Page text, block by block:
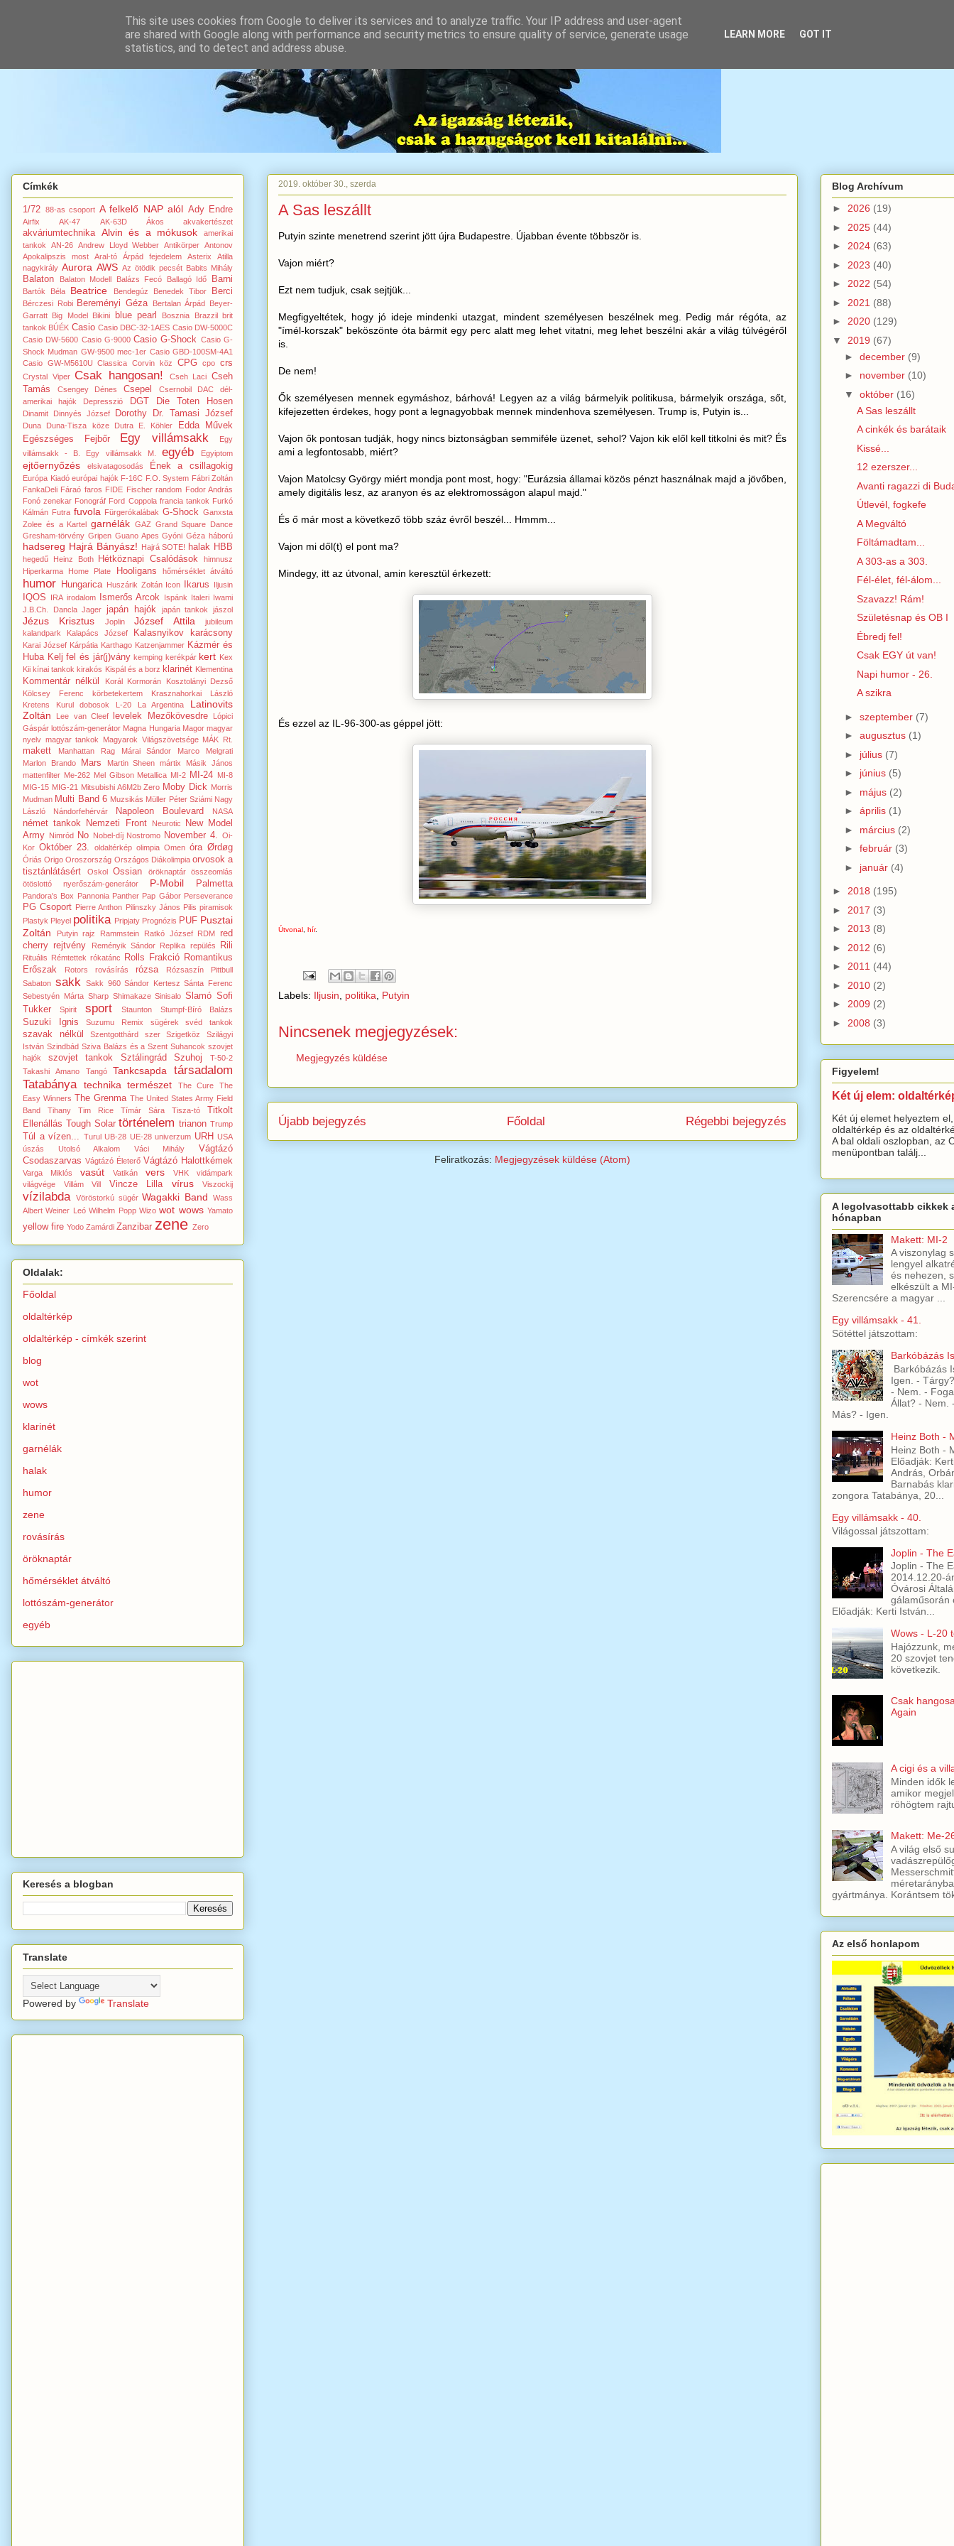
2019. október 30., szerda
A Sas leszállt
Putyin szinte menetrend szerint jött újra Budapestre. Újabban évente többször is.
Vajon miért?
Ezt nem tudjuk, csak sejtjük...
Megfigyeltétek, hogy jó ideje mindenki utazgat, mindent személyesen beszélnek meg. Pedig már régóta, az
"ímél-korszak" beköszönte óta bármit egy perc alatt meg lehet vitatni, meg lehet beszélni akár a világ túlvégéről
is.
De nem!
Ők személyesen mennek egymáshoz, bárhová! Legyen az a világ bármelyik politikusa, bármelyik országa, sőt,
kifejezetten érdekes, hogy pont a legnagyobbak mennek mindenhova személyesen. Trump is, Putyin is...
Vajon ők pontosan tudják, hogy nincs biztonságban semmiféle üzenet, sehol? Vajon kik elől kell titkolni és mit? És
ami a legfontosabb, miért?
Vajon Matolcsy György miért mondja pont most, hogy: "Eurázsia államai közös pénzt használnak majd a jövőben,
amely digitális lesz, az aranyon és az elektromosságon alapul majd."
És ő már most a következő több száz évről beszél... Hmmm...
Vajon mi dől(t) el pont ma?
Mindegy, itt az útvonal, amin keresztül érkezett:
És ezzel az IL-96-300-as géppel jött:
Útvonal hír.
Labels: Iljusin politika Putyin
Nincsenek megjegyzések:
Megjegyzés küldése
Újabb bejegyzés Régebbi bejegyzés
Főoldal
Feliratkozás: Megjegyzések küldése (Atom)
Címkék
1/72 88-as csoport A felkelő NAP alól Ady Endre
Airfix AK-47 AK-63D Ákos akvakertészet
akváriumtechnika Alvin és a mókusok
amerikai
tankok
AN-26 Andrew Lloyd Webber Antikörper Antonov
Apokalipszis most
Aral-tó Árpád fejedelem Asterix
Atilla
nagykirály Aurora AWS Az ötödik pecsét Babits Mihály
Balaton Balaton Modell Balázs Fecó Ballagó Idő Barni
Bartók Béla Beatrice Bendegúz Benedek Tibor Berci
Bérczesi Robi Bereményi Géza Bertalan Árpád
Beyer-
Garratt
Big Model Bikini blue pearl Bosznia Brazzil
brit
tankok BÚÉK Casio Casio DBC-32-1AES Casio DW-5000C
Casio DW-5600 Casio G-9000 Casio G-Shock Casio G-
Shock Mudman GW-9500 mec-1er Casio GBD-100SM-4A1
Casio GW-M5610U
Classica Corvin köz CPG cpo crs
Crystal Viper Csak hangosan! Cseh Laci Cseh
Tamás
Csengey Dénes Csepel Csernobil DAC
dél-
amerikai hajók
Depresszió DGT Die Toten Hosen
Dinamit Dinnyés József Dorothy Dr. Tamasi József
Duna Duna-Tisza köze Dutra E. Köhler
Edda Művek
Egészséges Fejbőr
Egy villámsakk
Egy
villámsakk - B.
Egy villámsakk M. egyéb Egyiptom
ejtőernyőzés elsivatagosodás Ének a csillagokig
Európa Kiadó európai hajók F-16C F.O. System Fábri Zoltán
FankaDeli Fáraó faros FIDE Fischer random Fodor András
Fonó zenekar Fonográf Ford Coppola francia tankok Furkó
Kálmán Futra fuvola Fürgerókalábak G-Shock Ganxsta
Zolee és a Kartel
garnélák GAZ Grand Square Dance
Gresham-törvény Gripen Guano Apes Gyóni Géza háború
hadsereg Hajrá Bányász! Hajrá SOTE! halak HBB
hegedű Heinz Both Hétköznapi Csalódások
himnusz
Hiperkarma
Home Plate Hooligans hőmérséklet átváltó
humor Hungarica Huszárik Zoltán Icon Ikarus Iljusin
IQOS IRA irodalom Ismerős Arcok Ispánk Italeri
Iwami
J.B.Ch. Dancla Jager japán hajók japán tankok jászol
Jézus Krisztus Joplin József Attila
jubileum
kalandpark
Kalapács József Kalasnyikov karácsony
Karai József Kárpátia Karthago Katzenjammer Kázmér és
Huba Kelj fel és jár(j)vány kemping kerékpár kert Kex
Kii kínai tankok kirakós Kispál és a borz klarinét Klementina
Kommentár nélkül Korál Kormorán
Kosztolányi Dezső
Kölcsey Ferenc
körbetekertem
Krasznahorkai László
Kretens
Kurul dobosok L-20 La Argentina
Latinovits
Zoltán
Lee van Cleef levelek Mezőkövesdre
Lópici
Gáspár lottószám-generátor Magna Hungaria Magor magyar
nyelv magyar tankok Magyarok Világszövetsége MÁK Rt.
makett Manhattan Rag Márai Sándor
Marco Melgrati
Marlon Brando
Mars Martin Sheen mártix
Másik János
mattenfilter Me-262 Mel Gibson Metallica MI-2 MI-24 MI-8
MIG-15 MIG-21 Mitsubishi A6M2b Zero Moby Dick Morris
Mudman Multi Band 6 Muzsikás Müller Péter Sziámi Nagy
László
Nándorfehérvár Napoleon Boulevard NASA
német tankok Nemzeti Front Neurotic
New Model
Army Nimród No Nobel-díj Nostromo November 4. Oi-
Kor Október 23. oldaltérkép olimpia Omen óra Ørdøg
Óriás Origo Oroszország Országos Diákolimpia orvosok a
tisztánlátásért
Oskol Ossian öröknaptár
összeomlás
ötöslottó nyerőszám-generátor
P-Mobil Palmetta
Pandora's Box Pannonia Panther Pap Gábor Perseverance
PG Csoport Pierre Anthon Pilinszky János Pilis piramisok
Plastyk Pleyel politika Pripjaty Prognózis PUF Pusztai
Zoltán
Putyin rajz Rammstein Ratkó József RDM
red
cherry rejtvény Reményik Sándor Replika repülés Rili
Rituális Rémtettek rókatánc Rolls Frakció Romantikus
Erőszak
Rotors rovásírás rózsa
Rózsaszín Pittbull
Sabaton sakk Sakk 960 Sándor Kertesz Sánta Ferenc
Sebestyén Márta Sharp Shimakaze Sinisalo Slamó Sofi
Tukker
Spirit sport Staunton Stumpf-Bíró Balázs
Suzuki Ignis Suzumu Remix sügérek svéd tankok
szavak nélkül Szentgotthárd szer Szigetköz
Szilágyi
István Szindbád Sziva Balázs és a Szent Suhancok szovjet
hajók
szovjet tankok Sztálingrád Szuhoj
T-50-2
Takashi Amano
Tangó Tankcsapda
társadalom
Tatabánya
technika természet The Cure
The
Easy Winners
The Grenma The United States Army Field
Band
Tihany Tim Rice Tímár Sára Tisza-tó
Titkolt
Ellenállás
Tough Solar történelem trianon Trump
Túl a vízen... Turul UB-28 UE-28 univerzum URH USA
úszás
Utolsó Alkalom Váci Mihály
Vágtázó
Csodaszarvas Vágtázó Életerő Vágtázó Halottkémek
Varga Miklós vasút Vatikán vers VHK
vidámpark
világvége
Villám Vill Vincze Lilla vírus Viszockij
vízilabda Vöröstorkú sügér Wagakki Band
Wass
Albert Weiner Leó Wilhelm Popp Wizo wot wows Yamato
yellow fire Yodo Zamárdi Zanzibar zene Zero
Oldalak:
Főoldal
oldaltérkép
oldaltérkép - címkék szerint
blog
wot
wows
klarinét
garnélák
halak
humor
zene
rovásírás
öröknaptár
hőmérséklet átváltó
lottószám-generátor
egyéb
Keresés a blogban
Translate
Powered by Translate
Blog Archívum
► 2026 (19)
► 2025 (44)
► 2024 (63)
► 2023 (40)
► 2022 (54)
► 2021 (88)
► 2020 (129)
▼ 2019 (67)
► december (9)
► november (10)
▼ október (16)
A Sas leszállt
A cinkék és barátaik
Kissé...
12 ezerszer...
Avanti ragazzi di
Útlevél, fogkefe
A Megváltó
Föltámadtam...
A 303-as a 303.
Fél-élet, fél-álom...
Szavazz! Rám!
Születésnap és OB I
Ébredj fel!
Csak EGY út van!
Napi humor - 26.
A szikra
► szeptember (7)
► augusztus (1)
► július (7)
► június (5)
► május (2)
► április (1)
► március (2)
► február (3)
► január (4)
► 2018 (195)
► 2017 (3)
► 2013 (8)
► 2012 (6)
► 2011 (44)
► 2010 (2)
► 2009 (2)
► 2008 (3)
Figyelem!
Két új elem:
Két új elemet helyeztem
oldaltérkép és az
A bal oldali oszlopban, az
menüpontban találj...
A legolvasottabb cikkek
hónapban
Makett: MI-2
A viszonylag
lengyel
és nehezen,
elkészült a
Szerencsére a magyar ...
Egy villámsakk - 41.
Sötéttel játszottam:
Barkóbázás
Barkóbázás
Igen. -
- Nem. -
Állat? - Nem.
Más? - Igen.
Heinz Both -
Heinz Both -
Előadják:
András,
Barnabás
zongora Tatabánya, 20...
Egy villámsakk - 40.
Világossal játszottam:
Joplin - The
Joplin - The
2014.12.20-
Óvárosi
gálaműsorán
Előadják: Kerti István...
Wows - L-20
Hajózzunk,
20 szovjet
következik.
Csak
Again
A cigi és a
Minden idők
amikor
röhögtem
Makett: Me-
A világ első
gyártmánya. Korántsem
Az első honlapom
This site uses cookies from Google to deliver its services and to analyze traffic. Your IP address and user-agent
are shared with Google along with performance and security metrics to ensure quality of service, generate usage
statistics, and to detect and address abuse.
LEARN MORE GOT IT